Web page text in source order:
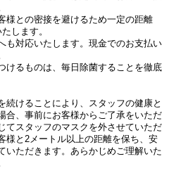
様との密接を避けるため一定の距離
します。
も対応いたします。現金でのお支払い
けるものは、毎日除菌することを徹底
けることにより、スタッフの健康と
合、事前にお客様からご了承をいただ
てスタッフのマスクを外させていただ
様と2メートル以上の距離を保ち、安
いただきます。あらかじめご理解いた